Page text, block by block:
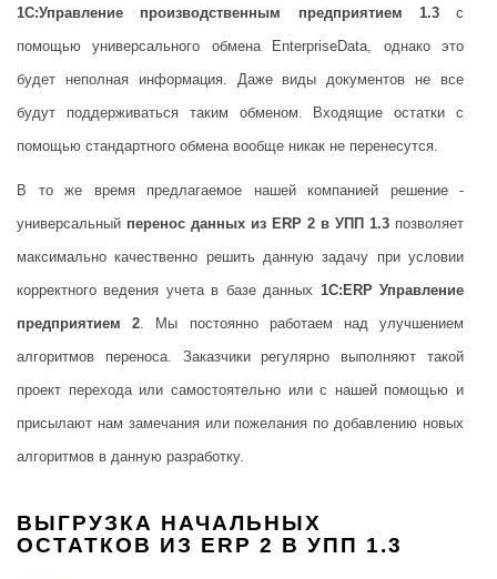
1С:Управление производственным предприятием 1.3с
помощью универсального обмена EnterpriseData, однако это
будет неполная информация. Даже виды документов не все
будут поддерживаться таким обменом. Входящие остатки с
помощью стандартного обмена вообще никак не перенесутся.
В то же время предлагаемое нашей компанией решение -
универсальный перенос данных из ERP 2 в УПП 1.3 позволяет
максимально качественно решить данную задачу при условии
корректного ведения учета в базе данных 1С:ERP Управление
предприятием 2. Мы постоянно работаем над улучшением
алгоритмов переноса. Заказчики регулярно выполняют такой
проект перехода или самостоятельно или с нашей помощью и
присылают нам замечания или пожелания по добавлению новых
алгоритмов в данную разработку.
ВЫГРУЗКА НАЧАЛЬНЫХ
ОСТАТКОВ ИЗ ERP 2 В УПП 1.3